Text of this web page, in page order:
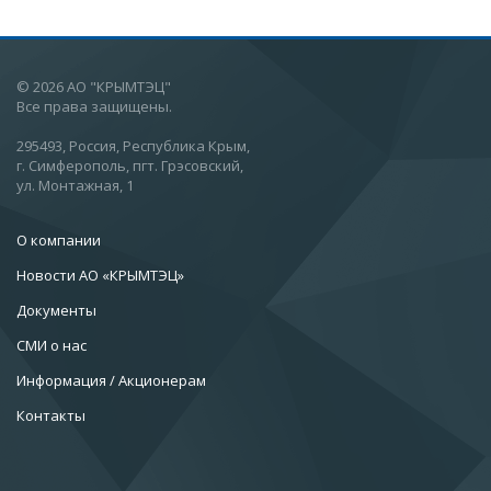
© 2026 АО "КРЫМТЭЦ"
Все права защищены.
295493, Россия, Республика Крым,
г. Симферополь, пгт. Грэсовский,
ул. Монтажная, 1
О компании
Новости АО «КРЫМТЭЦ»
Документы
СМИ о нас
Информация / Акционерам
Контакты